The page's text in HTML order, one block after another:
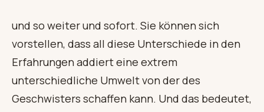
und so weiter und sofort. Sie können sich
vorstellen, dass all diese Unterschiede in den
Erfahrungen addiert eine extrem
unterschiedliche Umwelt von der des
Geschwisters schaffen kann. Und das bedeutet,